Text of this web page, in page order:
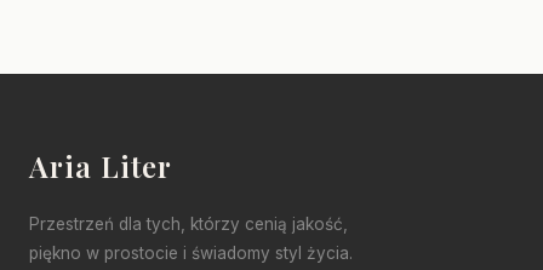
Aria Liter
Przestrzeń dla tych, którzy cenią jakość,
piękno w prostocie i świadomy styl życia.